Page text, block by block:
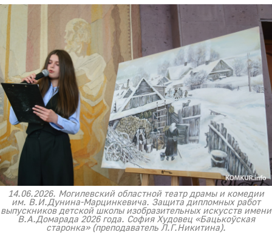
14.06.2026. Могилевский областной театр драмы и комедии
им. В.И.Дунина-Марцинкевича. Защита дипломных работ
выпускников детской школы изобразительных искусств имени
В.А.Домарада 2026 года. София Худовец «Бацькоўская
старонка» (преподаватель Л.Г.Никитина).